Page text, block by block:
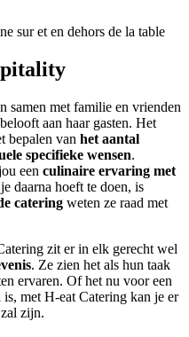
sur et en dehors de la table
samen met familie en vrienden
aan haar gasten. Het
bepalen van het aantal
specifieke wensen.
een culinaire ervaring met
daarna hoeft te doen, is
catering weten ze raad met
zit er in elk gerecht wel
. Ze zien het als hun taak
ervaren. Of het nu voor een
is, met H-eat Catering kan je er
zijn.